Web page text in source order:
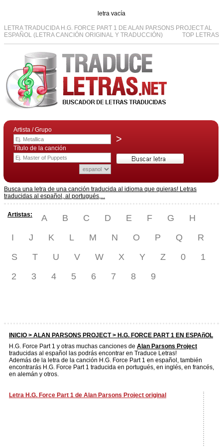
letra vacía
LETRA TRADUCIDA H.G. FORCE PART 1 DE ALAN PARSONS PROJECT AL
ESPAÑOL (LETRA CANCIÓN ORIGINAL Y TRADUCCIÓN)
TOP LETRAS
Artista / Grupo
>
Título de la canción
Busca una letra de una canción traducida al idioma que quieras! Letras
traducidas al español, al portugués,...
Artistas: A B C D E F G
H
I
J K L M N O P Q
R
S
T U V W X Y Z 0
1
2
3 4 5 6 7 8 9
INICIO > ALAN PARSONS PROJECT> H.G. FORCE PART 1 EN ESPAñOL
H.G. Force Part 1 y otras muchas canciones de Alan Parsons Project
traducidas al español las podrás encontrar en Traduce Letras!
Además de la letra de la canción H.G. Force Part 1 en español, también
encontrarás H.G. Force Part 1 traducida en portugués, en inglés, en francés,
en alemán y otros.
Letra H.G. Force Part 1 de Alan Parsons Project original